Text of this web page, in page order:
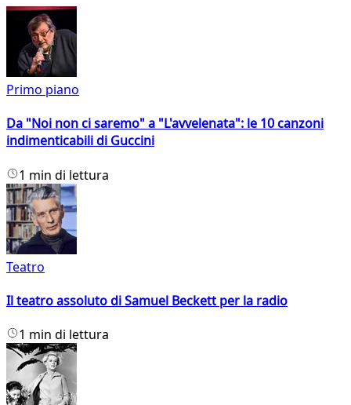
Primo piano
Da "Noi non ci saremo" a "L'avvelenata": le 10 canzoni
indimenticabili di Guccini
1 min di lettura
Teatro
Il teatro assoluto di Samuel Beckett per la radio
1 min di lettura